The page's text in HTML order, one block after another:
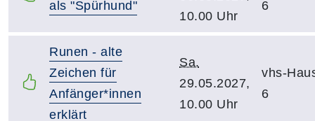
als "Spürhund"
10.00 Uhr
6
Runen - alte
Zeichen für
Anfänger*innen
erklärt
Sa.
29.05.2027,
10.00 Uhr
vhs-
6